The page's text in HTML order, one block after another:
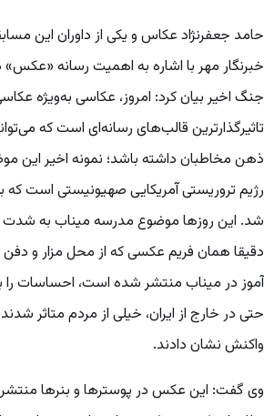
حامد جعفرنژاد عکاس و یکی از داوران این
خبرنگار مهر با اشاره به اهمیت رسانه‌ «عکس»
جنگ اخیر بیان کرد: امروز، عکاسی به‌ویژه
تاثیرگذارترین قالب‌های رسانه‌ای است که
ذهن مخاطبان داشته باشد؛ نمونه اخیر این
رژیم تروریستی آمریکایی صهیونیستی است که
شد. این روزها موضوع مدرسه میناب به
دقیقا همان فریم عکسی که از محل مزار و
آموز در میناب منتشر شده است، احساسات را
حتی در خارج از ایران، خیلی از مردم متاثر
واکنش نشان دادند.
وی گفت: این عکس در پوسترها و بنرها